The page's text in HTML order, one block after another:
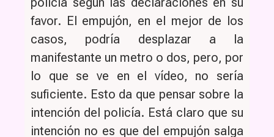
favor. El empujón, en el mejor de los
casos, podría desplazar a la
manifestante un metro o dos, pero, por
lo que se ve en el vídeo, no sería
suficiente. Esto da que pensar sobre la
intención del policía. Está claro que su
intención no es que del empujón salga